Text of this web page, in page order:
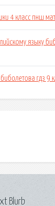
4 класс пнш
языку
гдз 9
Blurb